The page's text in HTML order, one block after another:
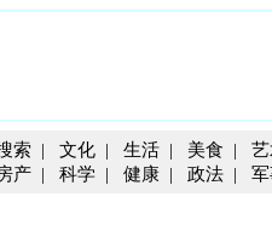
索 | 文化 | 生活 | 美食 |
产 | 科学 | 健康 | 政法 |